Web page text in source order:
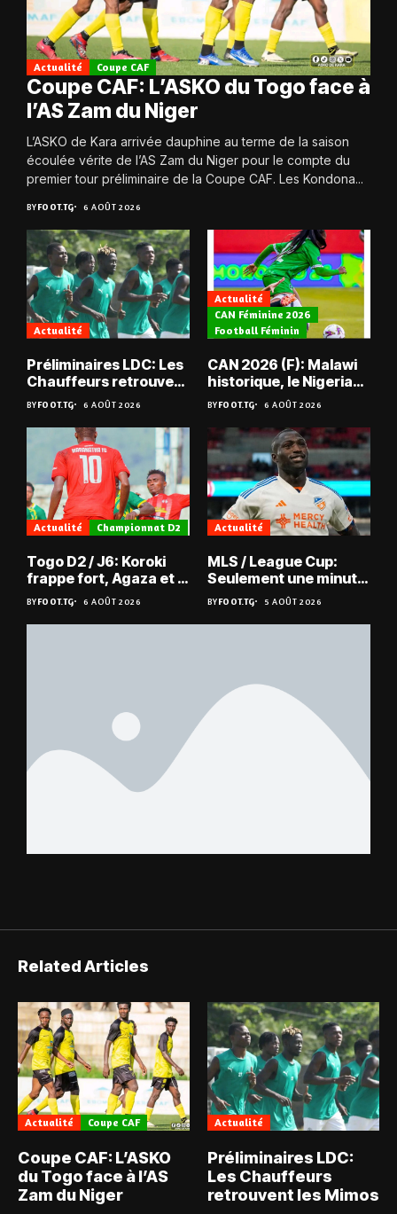
Actualité Coupe CAF
Coupe CAF: L’ASKO du Togo face à
l’AS Zam du Niger
L’ASKO de Kara arrivée dauphine au terme de la saison
écoulée vérite de l’AS Zam du Niger pour le compte du
premier tour préliminaire de la Coupe CAF. Les Kondona...
BYFOOT.TG 6 AOÛT 2026
Actualité
Préliminaires LDC: Les
Chauffeurs retrouvent
les Mimos
BYFOOT.TG 6 AOÛT 2026
Actualité
CAN Féminine 2026
Football Féminin
CAN 2026 (F): Malawi
historique, le Nigeria
sauvé, la Zambie
éliminée
BYFOOT.TG 6 AOÛT 2026
Actualité Championnat D2
Togo D2 / J6: Koroki
frappe fort, Agaza et la
JCA assurent,
suspense avant Sara
FC – Doumbé FC
BYFOOT.TG 6 AOÛT 2026
Actualité
MLS / League Cup:
Seulement une minute
de jeu pour Kévin
Denkey
BYFOOT.TG 5 AOÛT 2026
Related Articles
Actualité Coupe CAF
Coupe CAF: L’ASKO
du Togo face à l’AS
Zam du Niger
Actualité
Préliminaires LDC:
Les Chauffeurs
retrouvent les Mimos